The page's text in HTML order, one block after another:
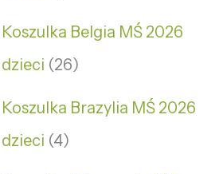
Koszulka Belgia MŚ 2026
dzieci 26
Koszulka Brazylia MŚ 2026
dzieci 4